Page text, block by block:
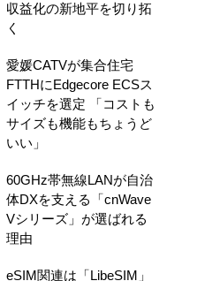
収益化の新地平を切り拓
く
愛媛CATVが集合住宅
FTTHにEdgecore ECSス
イッチを選定 「コストも
サイズも機能もちょうど
いい」
60GHz帯無線LANが自治
体DXを支える「cnWave
Vシリーズ」が選ばれる
理由
eSIM関連は「LibeSIM」